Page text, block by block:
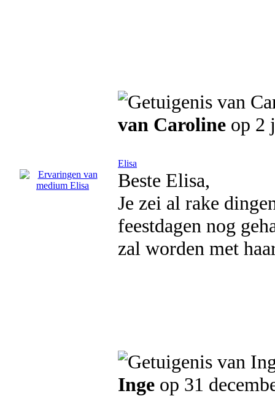
van Caroline op 2
Elisa
Beste Elisa,
Je zei al rake
feestdagen nog
zal worden met
Inge op 31